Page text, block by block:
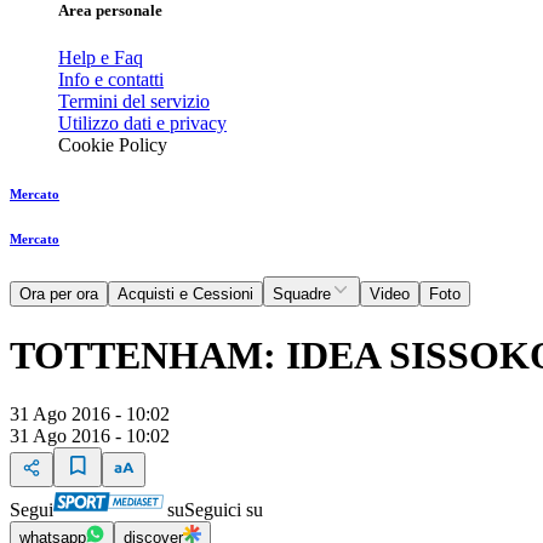
Area personale
Help e Faq
Info e contatti
Termini del servizio
Utilizzo dati e privacy
Cookie Policy
Mercato
Mercato
Ora per ora Acquisti e Cessioni Squadre Video Foto
TOTTENHAM: IDEA
31 Ago 2016 - 10:02
31 Ago 2016 - 10:02
Segui suSeguici su
whatsapp discover